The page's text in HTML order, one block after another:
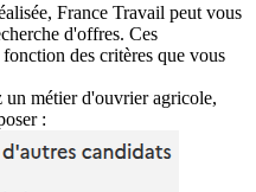
France Travail peut vous
d'offres. Ces
des critères que vous
un métier d'ouvrier agricole,
: